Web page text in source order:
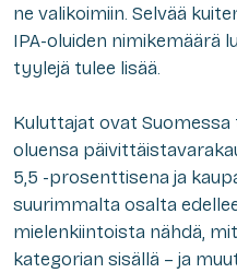
ne valikoimiin. Selvää
IPA-oluiden nimikemäärä
tyylejä tulee lisää.
Kuluttajat ovat
oluensa
5,5 -prosenttisena ja
suurimmalta osalta
mielenkiintoista nähdä,
kategorian sisällä – ja